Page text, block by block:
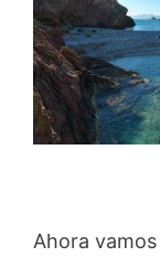
Ahora